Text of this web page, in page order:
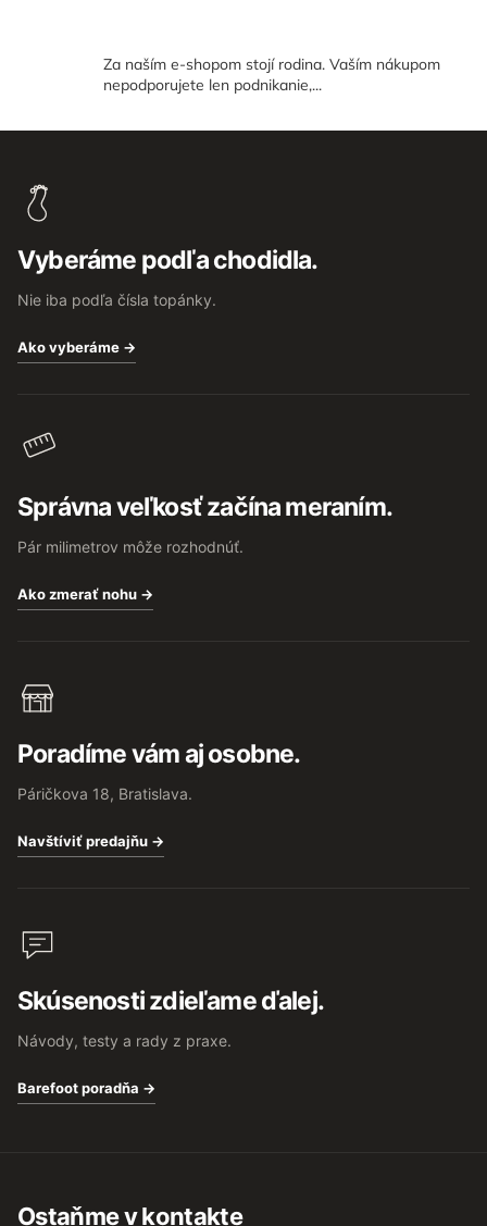
Za naším e-shopom stojí rodina. Vaším nákupom
nepodporujete len podnikanie,...
Vyberáme podľa chodidla.
Nie iba podľa čísla topánky.
Ako vyberáme →
Správna veľkosť začína meraním.
Pár milimetrov môže rozhodnúť.
Ako zmerať nohu →
Poradíme vám aj osobne.
Páričkova 18, Bratislava.
Navštíviť predajňu →
Skúsenosti zdieľame ďalej.
Návody, testy a rady z praxe.
Barefoot poradňa →
Ostaňme v kontakte